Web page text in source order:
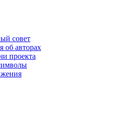
совет
об авторах
проекта